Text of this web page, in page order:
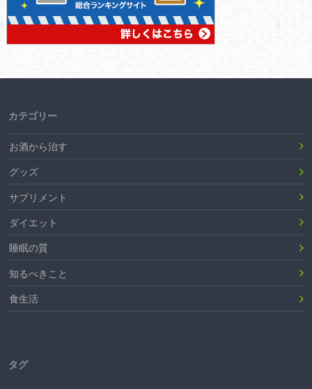
カテゴリー
お酒から治す
グッズ
サプリメント
ダイエット
睡眠の質
知るべきこと
食生活
タグ